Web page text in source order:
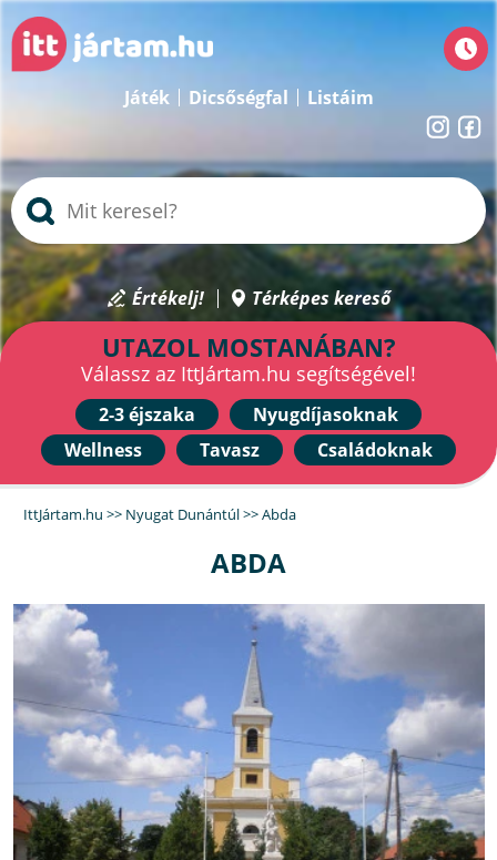
Játék Dicsőségfal Listáim
Értékelj! Térképes kereső
UTAZOL MOSTANÁBAN?
Válassz az IttJártam.hu segítségével!
2-3 éjszaka
Nyugdíjasoknak
Wellness
Tavasz Családoknak
IttJártam.hu >> Nyugat Dunántúl>>Abda
ABDA